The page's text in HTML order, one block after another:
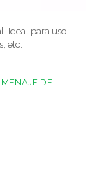
Ideal para uso
etc.
MENAJE DE